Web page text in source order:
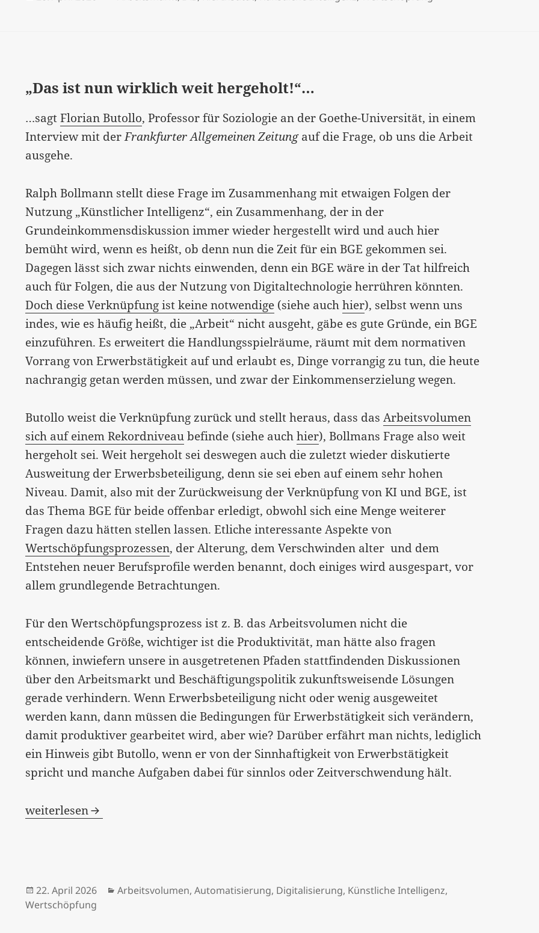
„Das ist nun wirklich weit hergeholt!“…
…sagtFlorian Butollo, Professor für Soziologie an der Goethe-Universität, in einem
Interview mit derFrankfurter Allgemeinen Zeitungauf die Frage, ob uns die Arbeit
ausgehe.
Ralph Bollmann stellt diese Frage im Zusammenhang mit etwaigen Folgen der
Nutzung „Künstlicher Intelligenz“, ein Zusammenhang, der in der
Grundeinkommensdiskussion immer wieder hergestellt wird und auch hier
bemüht wird, wenn es heißt, ob denn nun die Zeit für ein BGE gekommen sei.
Dagegen lässt sich zwar nichts einwenden, denn ein BGE wäre in der Tat hilfreich
auch für Folgen, die aus der Nutzung von Digitaltechnologie herrühren könnten.
Doch diese Verknüpfung ist keine notwendige (siehe auchhier), selbst wenn uns
indes, wie es häufig heißt, die „Arbeit“ nicht ausgeht, gäbe es gute Gründe, ein BGE
einzuführen. Es erweitert die Handlungsspielräume, räumt mit dem normativen
Vorrang von Erwerbstätigkeit auf und erlaubt es, Dinge vorrangig zu tun, die heute
nachrangig getan werden müssen, und zwar der Einkommenserzielung wegen.
Butollo weist die Verknüpfung zurück und stellt heraus, dass dasArbeitsvolumen
sich auf einem Rekordniveaubefinde (siehe auchhier), Bollmans Frage also weit
hergeholt sei. Weit hergeholt sei deswegen auch die zuletzt wieder diskutierte
Ausweitung der Erwerbsbeteiligung, denn sie sei eben auf einem sehr hohen
Niveau. Damit, also mit der Zurückweisung der Verknüpfung von KI und BGE, ist
das Thema BGE für beide offenbar erledigt, obwohl sich eine Menge weiterer
Fragen dazu hätten stellen lassen. Etliche interessante Aspekte von
Wertschöpfungsprozessen, der Alterung, dem Verschwinden alter und dem
Entstehen neuer Berufsprofile werden benannt, doch einiges wird ausgespart, vor
allem grundlegende Betrachtungen.
Für den Wertschöpfungsprozess ist z. B. das Arbeitsvolumen nicht die
entscheidende Größe, wichtiger ist die Produktivität, man hätte also fragen
können, inwiefern unsere in ausgetretenen Pfaden stattfindenden Diskussionen
über den Arbeitsmarkt und Beschäftigungspolitik zukunftsweisende Lösungen
gerade verhindern. Wenn Erwerbsbeteiligung nicht oder wenig ausgeweitet
werden kann, dann müssen die Bedingungen für Erwerbstätigkeit sich verändern,
damit produktiver gearbeitet wird, aber wie? Darüber erfährt man nichts, lediglich
ein Hinweis gibt Butollo, wenn er von der Sinnhaftigkeit von Erwerbstätigkeit
spricht und manche Aufgaben dabei für sinnlos oder Zeitverschwendung hält.
„Das ist nun wirklich weit hergeholt!“…
weiterlesen
Veröffentlicht
am
22. April 2026 Kategorien
Arbeitsvolumen,Automatisierung, Digitalisierung, Künstliche Intelligenz,
Wertschöpfung